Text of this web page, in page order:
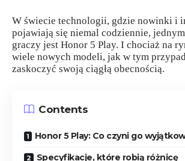
W świecie technologii, gdzie nowinki i
pojawiają się niemal codziennie,
graczy jest Honor 5 Play. I chociaż na
wiele nowych modeli, jak w tym
zaskoczyć swoją ciągłą obecnością.
Contents
Honor 5 Play: Co czyni go
Specyfikacje, które robią różnicę